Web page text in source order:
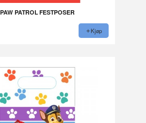
PAW PATROL FESTPOSER
Kjøp